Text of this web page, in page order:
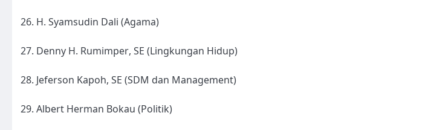
26. H. Syamsudin Dali (Agama)
27. Denny H. Rumimper, SE (Lingkungan Hidup)
28. Jeferson Kapoh, SE (SDM dan Management)
29. Albert Herman Bokau (Politik)